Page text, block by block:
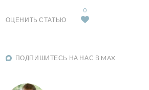
ОЦЕНИТЬ СТАТЬЮ
0
ПОДПИШИТЕСЬ НА НАС В MAX